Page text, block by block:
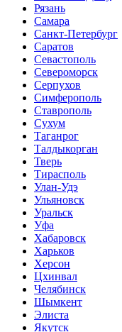
Рязань
Самара
Санкт-Петербург
Саратов
Севастополь
Североморск
Серпухов
Симферополь
Ставрополь
Сухум
Таганрог
Tалдыкорган
Тверь
Тирасполь
Улан-Удэ
Ульяновск
Уральск
Уфа
Хабаровск
Харьков
Херсон
Цхинвал
Челябинск
Шымкент
Элиста
Якутск